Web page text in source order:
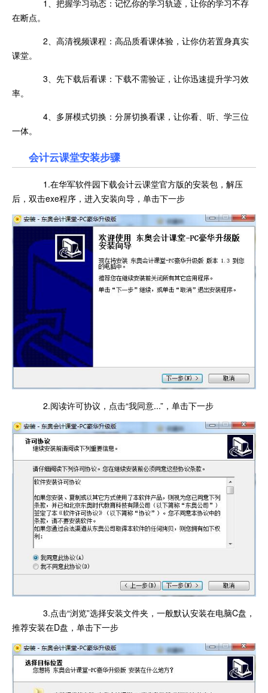
1、把握学习动态：记忆你的学习轨迹，让你的学习不存
在断点。
2、高清视频课程：高品质看课体验，让你仿若置身真实
课堂。
3、先下载后看课：下载不需验证，让你迅速提升学习效
率。
4、多屏模式切换：分屏切换看课，让你看、听、学三位
一体。
会计云课堂安装步骤
1.在华军软件园下载会计云课堂官方版的安装包，解压
后，双击exe程序，进入安装向导，单击下一步
2.阅读许可协议，点击“我同意...”，单击下一步
3.点击“浏览”选择安装文件夹，一般默认安装在电脑C盘，
推荐安装在D盘，单击下一步